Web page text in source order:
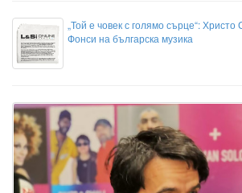
„Той е човек с голямо сърце“: Христо
Фонси на българска музика